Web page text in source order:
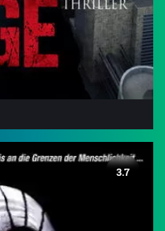
3.7